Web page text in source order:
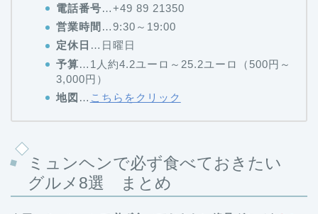
電話番号…+49 89 21350
営業時間 …9:30～19:00
定休日 …日曜日
予算…1人約4.2ユーロ～25.2ユーロ（500円～
3,000円）
地図 … こちらをクリック
ミュンヘンで必ず食べておきたい
グルメ8選 まとめ